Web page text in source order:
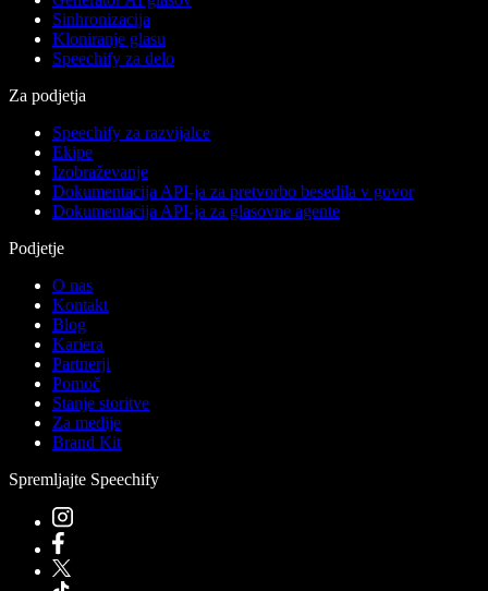
Sinhronizacija
Kloniranje glasu
Speechify za delo
Za podjetja
Speechify za razvijalce
Ekipe
Izobraževanje
Dokumentacija API-ja za pretvorbo besedila v govor
Dokumentacija API-ja za glasovne agente
Podjetje
O nas
Kontakt
Blog
Kariera
Partnerji
Pomoč
Stanje storitve
Za medije
Brand Kit
Spremljajte Speechify